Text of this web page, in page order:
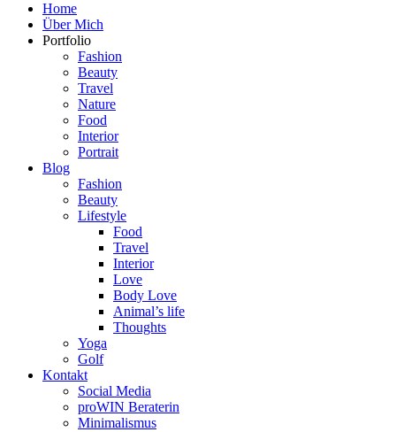
Home
Über Mich
Portfolio
Fashion
Beauty
Travel
Nature
Food
Interior
Portrait
Blog
Fashion
Beauty
Lifestyle
Food
Travel
Interior
Love
Body Love
Animal’s life
Thoughts
Yoga
Golf
Kontakt
Social Media
proWIN Beraterin
Minimalismus